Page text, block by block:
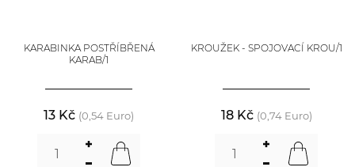
KARABINKA POSTŘÍBŘENÁ
KARAB/1
13 Kč (0,54 Euro)
KROUŽEK - SPOJOVACÍ KROU/1
18 Kč (0,74 Euro)